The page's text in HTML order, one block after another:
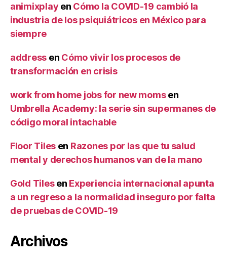
animixplay en Cómo la COVID-19 cambió la
industria de los psiquiátricos en México para
siempre
address en Cómo vivir los procesos de
transformación en crisis
work from home jobs for new momsen
Umbrella Academy: la serie sin supermanes de
código moral intachable
Floor Tiles en Razones por las que tu salud
mental y derechos humanos van de la mano
Gold Tilesen Experiencia internacional apunta
a un regreso a la normalidad inseguro por falta
de pruebas de COVID-19
Archivos